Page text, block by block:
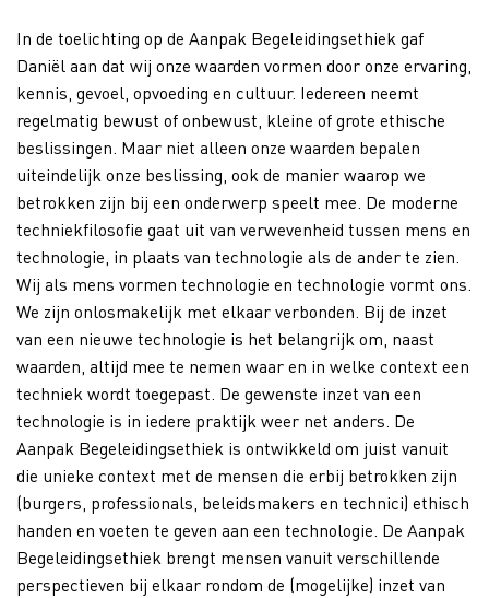
In de toelichting op de Aanpak Begeleidingsethiek gaf
Daniël aan dat wij onze waarden vormen door onze ervaring,
kennis, gevoel, opvoeding en cultuur. Iedereen neemt
regelmatig bewust of onbewust, kleine of grote ethische
beslissingen. Maar niet alleen onze waarden bepalen
uiteindelijk onze beslissing, ook de manier waarop we
betrokken zijn bij een onderwerp speelt mee. De moderne
techniekfilosofie gaat uit van verwevenheid tussen mens en
technologie, in plaats van technologie als de ander te zien.
Wij als mens vormen technologie en technologie vormt ons.
We zijn onlosmakelijk met elkaar verbonden. Bij de inzet
van een nieuwe technologie is het belangrijk om, naast
waarden, altijd mee te nemen waar en in welke context een
techniek wordt toegepast. De gewenste inzet van een
technologie is in iedere praktijk weer net anders. De
Aanpak Begeleidingsethiek is ontwikkeld om juist vanuit
die unieke context met de mensen die erbij betrokken zijn
(burgers, professionals, beleidsmakers en technici) ethisch
handen en voeten te geven aan een technologie. De Aanpak
Begeleidingsethiek brengt mensen vanuit verschillende
perspectieven bij elkaar rondom de (mogelijke) inzet van